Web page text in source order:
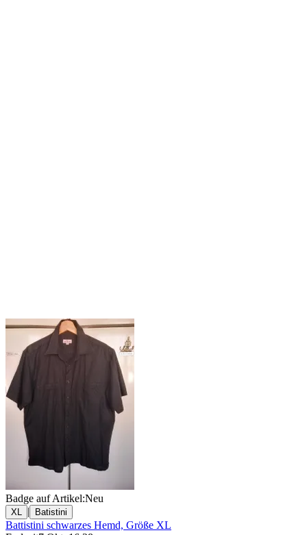
Badge auf Artikel:Neu
XL | Batistini
Battistini schwarzes Hemd, Größe XL